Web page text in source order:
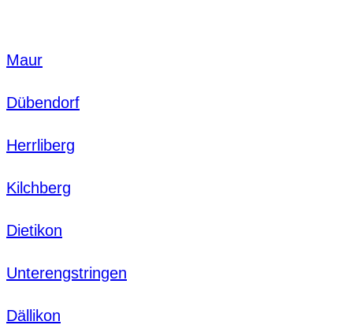
Maur
Dübendorf
Herrliberg
Kilchberg
Dietikon
Unterengstringen
Dällikon